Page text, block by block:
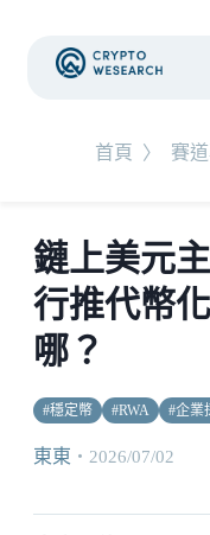
首頁 〉 賽
鏈上美元
行推代幣
哪？
#穩定幣 #RWA #企業
東東 ・ 2026/07/02